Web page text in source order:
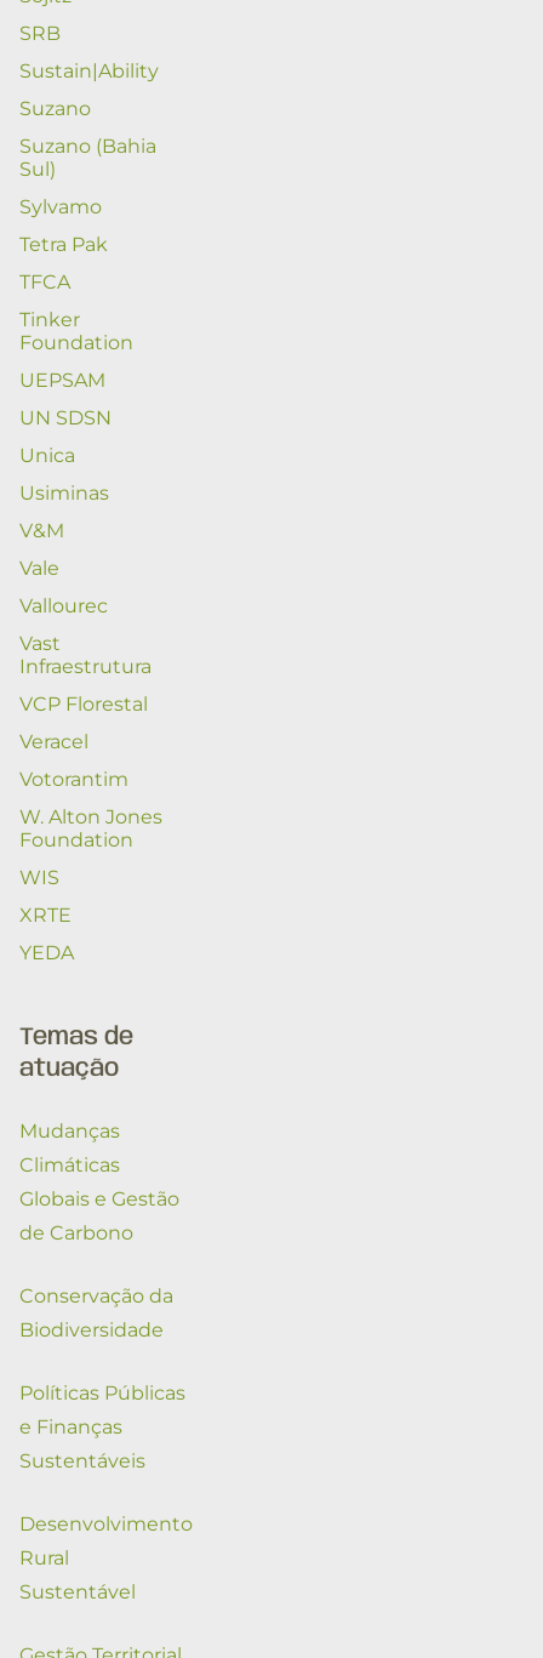
SRB
Sustain|Ability
Suzano
Suzano (Bahia
Sul)
Sylvamo
Tetra Pak
TFCA
Tinker
Foundation
UEPSAM
UN SDSN
Unica
Usiminas
V&M
Vale
Vallourec
Vast
Infraestrutura
VCP Florestal
Veracel
Votorantim
W. Alton Jones
Foundation
WIS
XRTE
YEDA
Temas de
atuação
Mudanças
Climáticas
Globais e Gestão
de Carbono
Conservação da
Biodiversidade
Políticas Públicas
e Finanças
Sustentáveis
Desenvolvimento
Rural
Sustentável